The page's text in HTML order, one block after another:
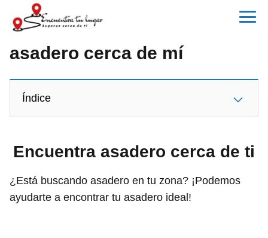
asadero cerca de mí
Índice
Encuentra asadero cerca de ti
¿Está buscando asadero en tu zona? ¡Podemos
ayudarte a encontrar tu asadero ideal!